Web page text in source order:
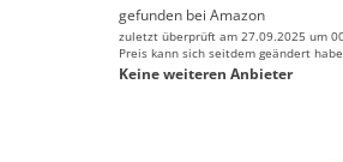
gefunden bei Amazon
zuletzt überprüft am 27.09.2025 um
Preis kann sich seitdem geändert
Keine weiteren Anbieter